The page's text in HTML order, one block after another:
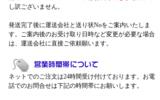
し訳ございません。
発送完了後に運送会社と送り状Noをご案内いたしま
す。ご案内後のお受け取り日時など変更が必要な場合
は、運送会社に直接ご依頼願います。
ネットでのご注文は24時間受け付けております。お電
話でのお問合せは下記の時間帯にお願いします。